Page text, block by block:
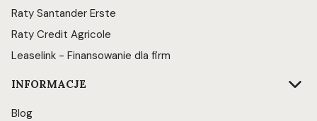
Raty Santander Erste
Raty Credit Agricole
Leaselink - Finansowanie dla firm
INFORMACJE
Blog